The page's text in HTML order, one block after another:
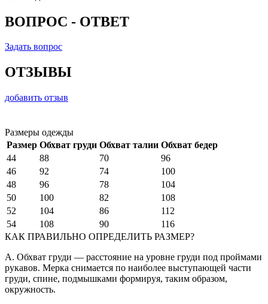
ВОПРОС - ОТВЕТ
Задать вопрос
ОТЗЫВЫ
добавить отзыв
Размеры одежды
Размер Обхват груди Обхват талии Обхват бедер
44
88 70
96
46
92 74
100
48
96 78
104
50
100 82
108
52
104 86
112
54
108 90
116
КАК ПРАВИЛЬНО ОПРЕДЕЛИТЬ РАЗМЕР?
A. Обхват груди — расстояние на уровне груди под проймами
рукавов. Мерка снимается по наиболее выступающей части
груди, спине, подмышками формируя, таким образом,
окружность.